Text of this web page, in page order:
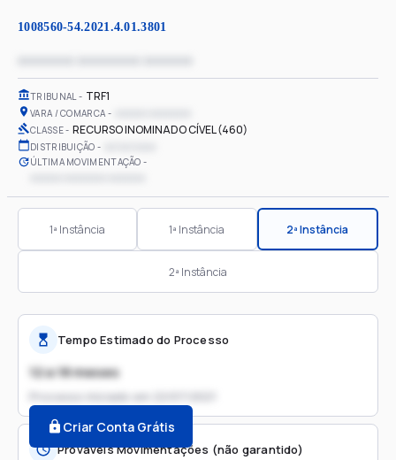
1008560-54.2021.4.01.3801
TRIBUNAL TRF1
VARA / COMARCA
CLASSE RECURSO INOMINADO CÍVEL (460)
DISTRIBUIÇÃO
ÚLTIMA MOVIMENTAÇÃO
1ª Instância 1ª Instância 2ª Instância
2ª Instância
Tempo Estimado do Processo
12 a 18 meses
Processo iniciado em
Criar Conta Grátis
Prováveis Movimentações (não garantido)